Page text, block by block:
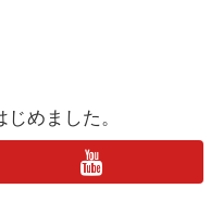
めました。